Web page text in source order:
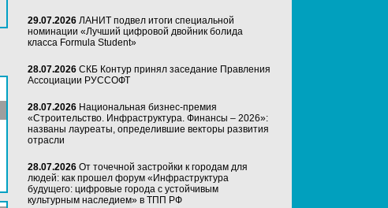
29.07.2026 ЛАНИТ подвел итоги специальной
номинации «Лучший цифровой двойник болида
класса Formula Student»
28.07.2026 СКБ Контур принял заседание Правления
Ассоциации РУССОФТ
28.07.2026 Национальная бизнес-премия
«Строительство. Инфраструктура. Финансы – 2026»:
названы лауреаты, определившие векторы развития
отрасли
28.07.2026 От точечной застройки к городам для
людей: как прошел форум «Инфраструктура
будущего: цифровые города с устойчивым
культурным наследием» в ТПП РФ